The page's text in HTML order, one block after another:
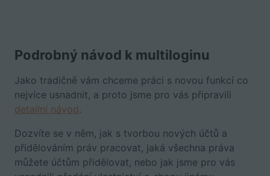
Podrobný návod k multiloginu
Jako tradičně vám chceme práci s novou funkcí co
nejvíce usnadnit, a proto jsme pro vás připravili
detailní návod.
Dozvíte se v něm, jak s tvorbou nových účtů a
přidělováním práv pracovat, jaká všechna práva
můžete účtům přidělovat, nebo jak jsme pro vás